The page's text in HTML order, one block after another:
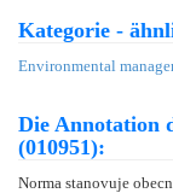
Kategorie -
Environmental
Die Annotation
(010951):
Norma stanovuje